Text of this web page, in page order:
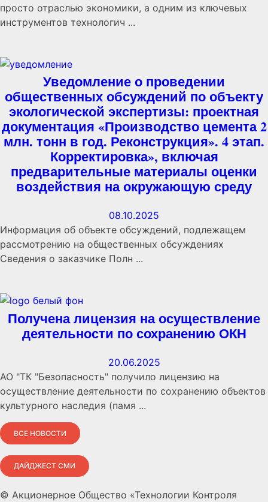
просто отраслью экономики, а одним из ключевых
инструментов технологич ...
Уведомление о проведении
общественных обсуждений по объекту
экологической экспертизы: проектная
документация «Производство цемента 2
млн. тонн в год. Реконструкция». 4 этап.
Корректировка», включая
предварительные материалы оценки
воздействия на окружающую среду
08.10.2025
Информация об объекте обсуждений, подлежащем
рассмотрению на общественных обсуждениях
Сведения о заказчике Полн ...
Получена лицензия на осуществление
деятельности по сохранению ОКН
20.06.2025
АО "ТК "Безопасность" получило лицензию на
осуществление деятельности по сохранению объектов
культурного наследия (памя ...
ВСЕ НОВОСТИ
ДАЙДЖЕСТ СМИ
© Акционерное Общество «Технологии Контроля